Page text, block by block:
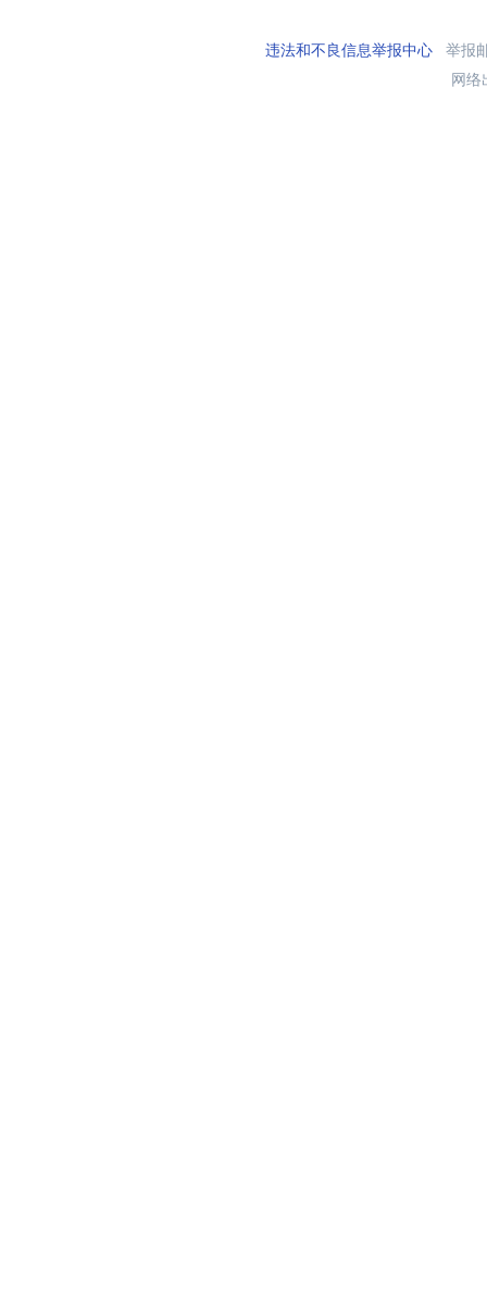
违法和不良信息举报中心举报
网